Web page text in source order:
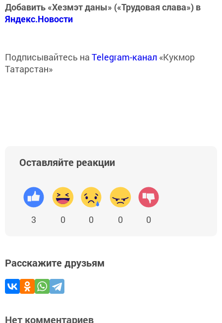
Добавить «Хезмэт даны» («Трудовая слава») в
Яндекс.Новости
Подписывайтесь на Telegram-канал «Кукмор
Татарстан»
Оставляйте реакции
3 0 0 0 0
Расскажите друзьям
Нет комментариев